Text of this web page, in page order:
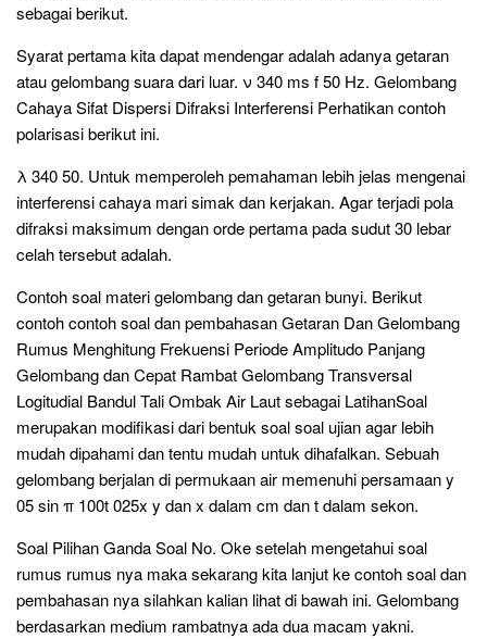
sebagai berikut.
Syarat pertama kita dapat mendengar adalah adanya getaran
atau gelombang suara dari luar. ν 340 ms f 50 Hz. Gelombang
Cahaya Sifat Dispersi Difraksi Interferensi Perhatikan contoh
polarisasi berikut ini.
λ 340 50. Untuk memperoleh pemahaman lebih jelas mengenai
interferensi cahaya mari simak dan kerjakan. Agar terjadi pola
difraksi maksimum dengan orde pertama pada sudut 30 lebar
celah tersebut adalah.
Contoh soal materi gelombang dan getaran bunyi. Berikut
contoh contoh soal dan pembahasan Getaran Dan Gelombang
Rumus Menghitung Frekuensi Periode Amplitudo Panjang
Gelombang dan Cepat Rambat Gelombang Transversal
Logitudial Bandul Tali Ombak Air Laut sebagai LatihanSoal
merupakan modifikasi dari bentuk soal soal ujian agar lebih
mudah dipahami dan tentu mudah untuk dihafalkan. Sebuah
gelombang berjalan di permukaan air memenuhi persamaan y
05 sin π 100t 025x y dan x dalam cm dan t dalam sekon.
Soal Pilihan Ganda Soal No. Oke setelah mengetahui soal
rumus rumus nya maka sekarang kita lanjut ke contoh soal dan
pembahasan nya silahkan kalian lihat di bawah ini. Gelombang
berdasarkan medium rambatnya ada dua macam yakni.